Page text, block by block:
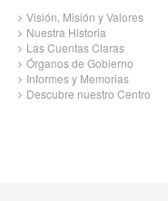
Visión, Misión y Valores
Nuestra Historia
Las Cuentas Claras
Órganos de Gobierno
Informes y Memorias
Descubre nuestro Centro